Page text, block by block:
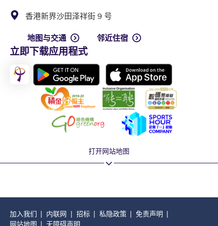
香港新界沙田泽祥街 9 号
地图与交通 邻近住宿
立即下载应用程式
打开网站地图
加入我们 内联网 招标 私隐政策
免责声明
网站地图
无障碍声明